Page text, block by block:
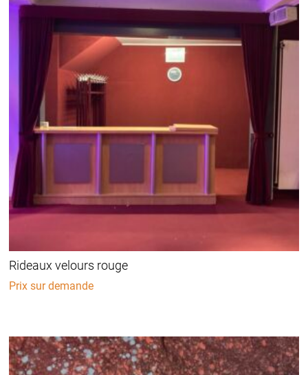
Rideaux velours rouge
Prix sur demande